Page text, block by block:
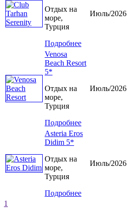
Отдых на
море,
Турция
Подробнее
Июль/2026
Venosa
Beach Resort
5*
Отдых на
море,
Турция
Подробнее
Июль/2026
Asteria Eros
Didim 5*
Отдых на
море,
Турция
Подробнее
Июль/2026
1